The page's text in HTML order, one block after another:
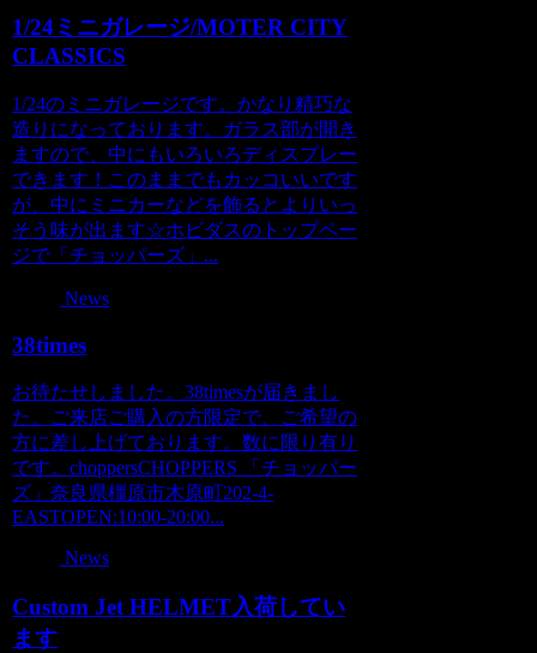
1/24ミニガレージ/MOTER CITY
CLASSICS
1/24のミニガレージです。かなり精巧な
造りになっております。ガラス部が開き
ますので、中にもいろいろディスプレー
できます！このままでもカッコいいです
が、中にミニカーなどを飾るとよりいっ
そう味が出ます☆ホビダスのトップペー
ジで「チョッパーズ」...
News
38times
お待たせしました。38timesが届きまし
た。ご来店ご購入の方限定で、ご希望の
方に差し上げております。数に限り有り
です。choppersCHOPPERS 「チョッパー
ズ」奈良県橿原市木原町202-4-
EASTOPEN:10:00-20:00...
News
Custom Jet HELMET入荷してい
ます